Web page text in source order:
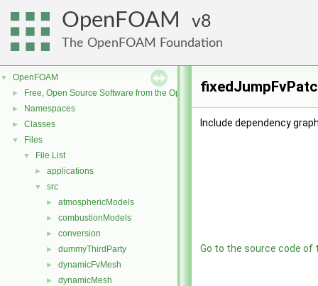
OpenFOAM 8
The OpenFOAM Foundation
▼ OpenFOAM
► Free, Open Source Software from the OpenFOAM Foundation
► Namespaces
► Classes
▼ Files
▼ File List
► applications
▼ src
► atmosphericModels
► combustionModels
► conversion
► dummyThirdParty
► dynamicFvMesh
► dynamicMesh
Include dependency
Go to the source code of